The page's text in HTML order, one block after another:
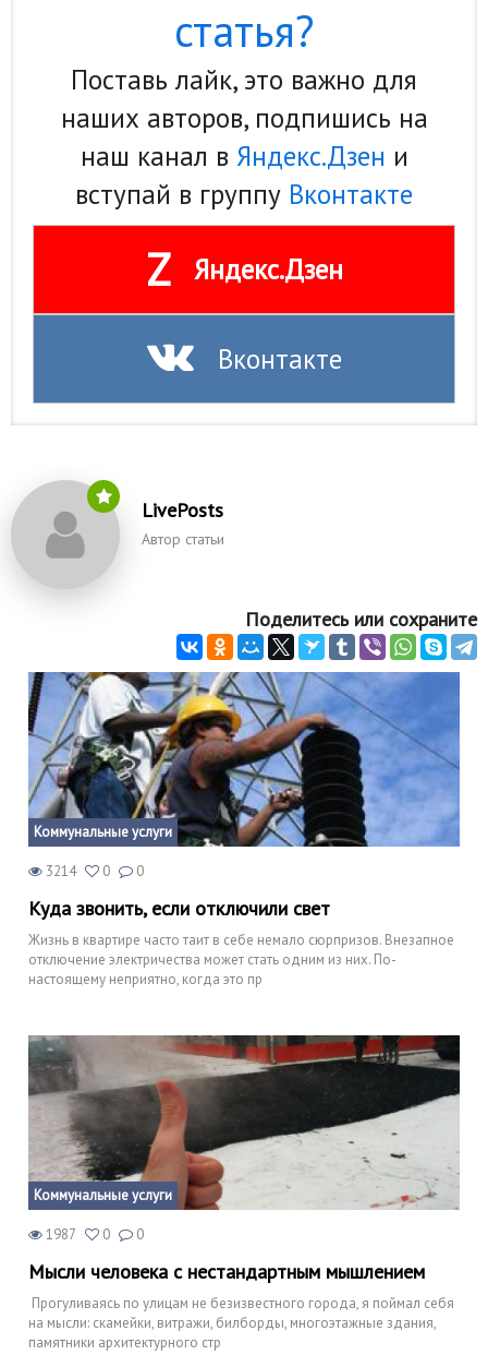
статья?
Поставь лайк, это важно для
наших авторов, подпишись на
наш канал в Яндекс.Дзен и
вступай в группу Вконтакте
Z Яндекс.Дзен
Вконтакте
LivePosts
Автор статьи
Поделитесь или сохраните
Коммунальные услуги
3214 0 0
Куда звонить, если отключили свет
Жизнь в квартире часто таит в себе немало сюрпризов. Внезапное
отключение электричества может стать одним из них. По-
настоящему неприятно, когда это пр
Коммунальные услуги
1987 0 0
Мысли человека с нестандартным мышлением
Прогуливаясь по улицам не безизвестного города, я поймал себя
на мысли: скамейки, витражи, билборды, многоэтажные здания,
памятники архитектурного стр